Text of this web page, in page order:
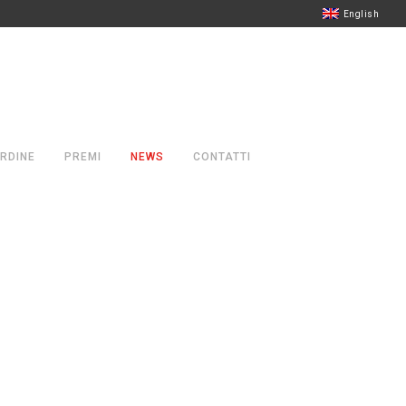
English
PREMI NEWS CONTATTI